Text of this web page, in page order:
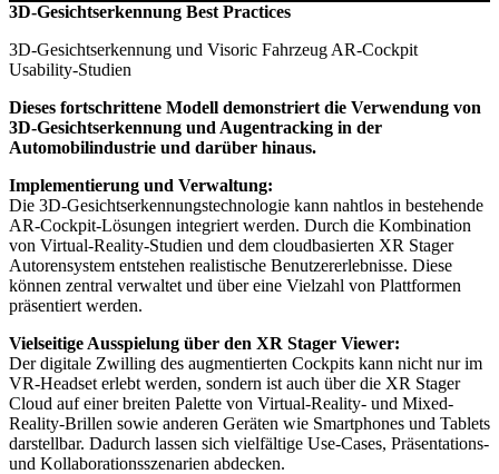
3D-Gesichtserkennung Best Practices
3D-Gesichtserkennung und Visoric Fahrzeug AR-Cockpit
Usability-Studien
Dieses fortschrittene Modell demonstriert die Verwendung von
3D-Gesichtserkennung und Augentracking in der
Automobilindustrie und darüber hinaus.
Implementierung und Verwaltung:
Die 3D-Gesichtserkennungstechnologie kann nahtlos in bestehende
AR-Cockpit-Lösungen integriert werden. Durch die Kombination
von Virtual-Reality-Studien und dem cloudbasierten XR Stager
Autorensystem entstehen realistische Benutzererlebnisse. Diese
können zentral verwaltet und über eine Vielzahl von Plattformen
präsentiert werden.
Vielseitige Ausspielung über den XR Stager Viewer:
Der digitale Zwilling des augmentierten Cockpits kann nicht nur im
VR-Headset erlebt werden, sondern ist auch über die XR Stager
Cloud auf einer breiten Palette von Virtual-Reality- und Mixed-
Reality-Brillen sowie anderen Geräten wie Smartphones und Tablets
darstellbar. Dadurch lassen sich vielfältige Use-Cases, Präsentations-
und Kollaborationsszenarien abdecken.